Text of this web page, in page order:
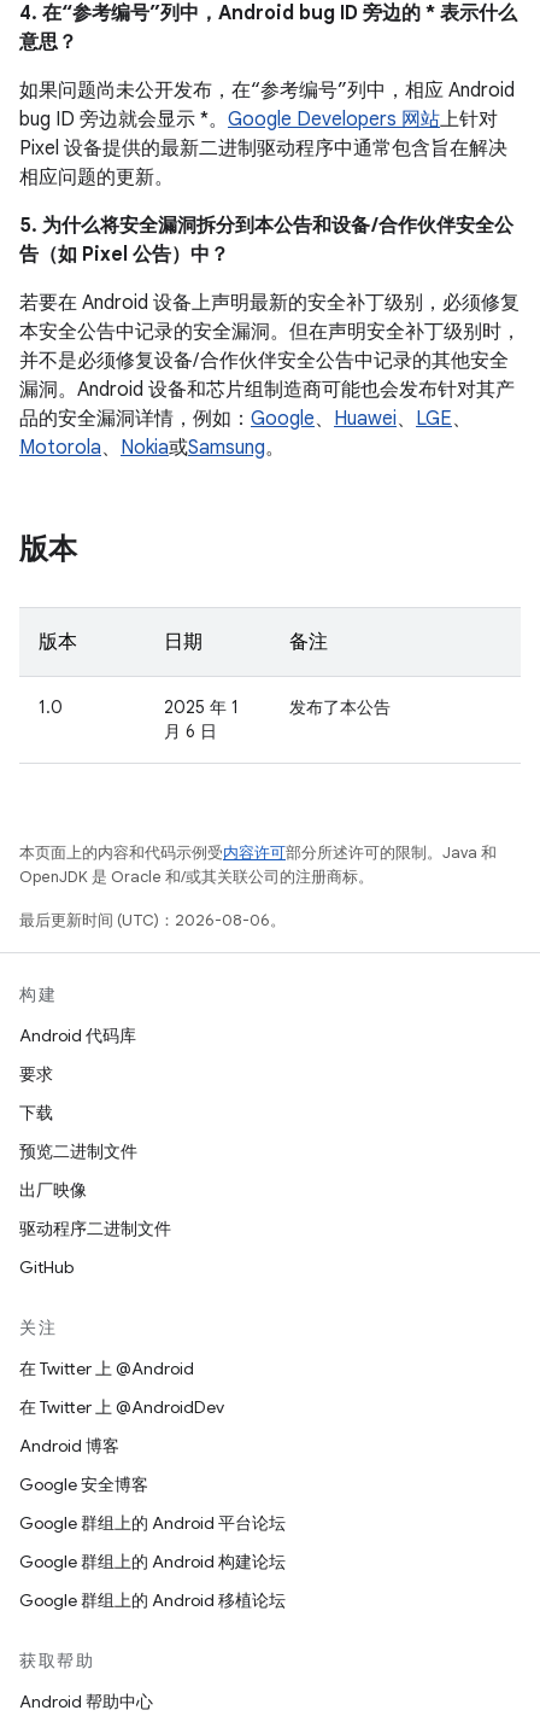
4. 在“参考编号”列中，Android bug ID 旁边的 * 表示什么
意思？
如果问题尚未公开发布，在“参考编号”列中，相应 Android
bug ID 旁边就会显示 *。 Google Developers 网站上针对
Pixel 设备提供的最新二进制驱动程序中通常包含旨在解决
相应问题的更新。
5. 为什么将安全漏洞拆分到本公告和设备 /合作伙伴安全公
告（如 Pixel 公告）中？
若要在 Android 设备上声明最新的安全补丁级别，必须修复
本安全公告中记录的安全漏洞。但在声明安全补丁级别时，
并不是必须修复设备/ 合作伙伴安全公告中记录的其他安全
漏洞。Android 设备和芯片组制造商可能也会发布针对其产
品的安全漏洞详情，例如： Google、 Huawei、 LGE、
Motorola、 Nokia或Samsung。
版本
版本 日期 备注
1.0
2025 年 1
月 6 日
发布了本公告
本页面上的内容和代码示例受内容许可部分所述许可的限制。Java 和
OpenJDK 是 Oracle 和/或其关联公司的注册商标。
最后更新时间 (UTC)：2026-08-06。
构建
Android 代码库
要求
下载
预览二进制文件
出厂映像
驱动程序二进制文件
GitHub
关注
在 Twitter 上 @Android
在 Twitter 上 @AndroidDev
Android 博客
Google 安全博客
Google 群组上的 Android 平台论坛
Google 群组上的 Android 构建论坛
Google 群组上的 Android 移植论坛
获取帮助
Android 帮助中心